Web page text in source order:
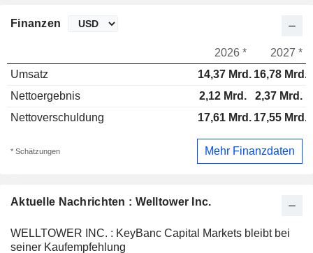
Aktuelle Nachrichten : Welltower Inc.
WELLTOWER INC. : KeyBanc Capital Markets bleibt bei
seiner Kaufempfehlung
Finanzen
2026 *
2027 *
Umsatz
14,37 Mrd. 16,78 Mrd.
Nettoergebnis
2,12 Mrd.
2,37 Mrd.
Nettoverschuldung
17,61 Mrd. 17,55 Mrd.
* Schätzungen Mehr Finanzdaten